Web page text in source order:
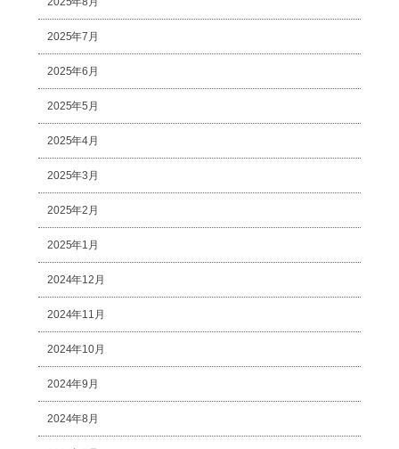
2025年7月
2025年6月
2025年5月
2025年4月
2025年3月
2025年2月
2025年1月
2024年12月
2024年11月
2024年10月
2024年9月
2024年8月